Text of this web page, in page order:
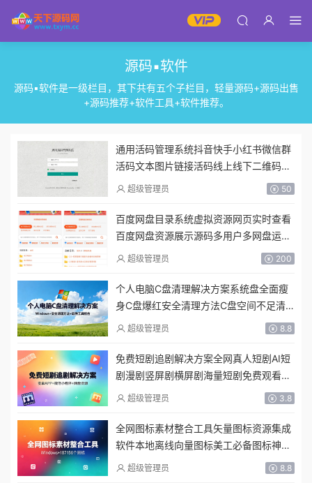
源码▪软件
源码▪软件是一级栏目，其下共有五个子栏目，轻量源码+源码出售
+源码推荐+软件工具+软件推荐。
通用活码管理系统抖音快手小红书微信群
活码文本图片链接活码线上线下二维码永
不过期无限涨粉
超级管理员 50
百度网盘目录系统虚拟资源网页实时查看
百度网盘资源展示源码多用户多网盘运营
版
超级管理员 200
个人电脑C盘清理解决方案系统盘全面瘦
身C盘爆红安全清理方法C盘空间不足清
理步骤软件工具
超级管理员 8.8
免费短剧追剧解决方案全网真人短剧AI短
剧漫剧竖屏剧横屏剧海量短剧免费观看网
盘短剧全集资源
超级管理员 3.8
全网图标素材整合工具矢量图标资源集成
软件本地离线向量图标美工必备图标神器
即拖即用
超级管理员 8.8